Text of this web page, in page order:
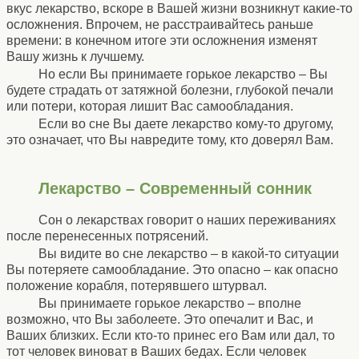
вкус лекарство, вскоре в Вашей жизни возникнут какие-то
осложнения. Впрочем, не расстраивайтесь раньше
времени: в конечном итоге эти осложнения изменят
Вашу жизнь к лучшему.
Но если Вы принимаете горькое лекарство – Вы
будете страдать от затяжной болезни, глубокой печали
или потери, которая лишит Вас самообладания.
Если во сне Вы даете лекарство кому-то другому,
это означает, что Вы навредите тому, кто доверял Вам.
Лекарство – Современный сонник
Сон о лекарствах говорит о наших переживаниях
после перенесенных потрясений.
Вы видите во сне лекарство – в какой-то ситуации
Вы потеряете самообладание. Это опасно – как опасно
положение корабля, потерявшего штурвал.
Вы принимаете горькое лекарство – вполне
возможно, что Вы заболеете. Это опечалит и Вас, и
Ваших близких. Если кто-то принес его Вам или дал, то
тот человек виноват в Ваших бедах. Если человек